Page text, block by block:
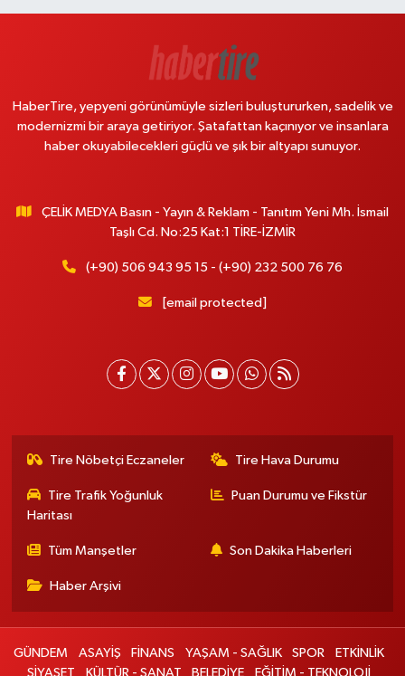
HaberTire, yepyeni görünümüyle sizleri buluştururken, sadelik ve
modernizmi bir araya getiriyor. Şatafattan kaçınıyor ve insanlara
haber okuyabilecekleri güçlü ve şık bir altyapı sunuyor.
ÇELİK MEDYA Basın - Yayın & Reklam - Tanıtım Yeni Mh. İsmail
Taşlı Cd. No:25 Kat:1 TİRE-İZMİR
(+90) 506 943 95 15 - (+90) 232 500 76 76
[email protected]
Tire Nöbetçi Eczaneler Tire Hava Durumu
Tire Trafik Yoğunluk
Haritası
Puan Durumu ve Fikstür
Tüm Manşetler Son Dakika Haberleri
Haber Arşivi
GÜNDEM ASAYİŞ FİNANS YAŞAM - SAĞLIK SPOR
ETKİNLİK
SİYASET
KÜLTÜR - SANAT BELEDİYE EĞİTİM - TEKNOLOJİ